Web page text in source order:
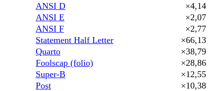
ANSI D
×4,14
ANSI E
×2,07
ANSI F
×2,77
Statement Half Letter
×66,13
Quarto
×38,79
Foolscap (folio)
×28,86
Super-B
×12,55
Post
×10,38